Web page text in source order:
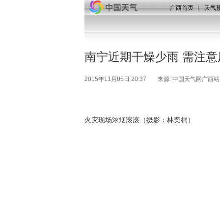
广西首页 | 天气
南宁近期干燥少雨 需注
2015年11月05日 20:37 来源: 中国天气网广西站
火灾现场浓烟滚滚（摄影：林奕桐）